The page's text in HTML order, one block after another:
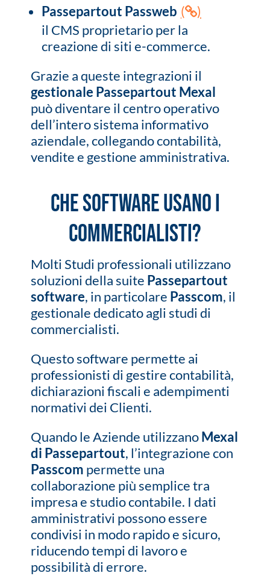
Passepartout Passweb (
)
il CMS proprietario per la
creazione di siti e-commerce.
Grazie a queste integrazioni il
gestionale Passepartout Mexal
può diventare il centro operativo
dell’intero sistema informativo
aziendale, collegando contabilità,
vendite e gestione amministrativa.
Che software usano i
commercialisti?
Molti Studi professionali utilizzano
soluzioni della suite Passepartout
software, in particolare Passcom, il
gestionale dedicato agli studi di
commercialisti.
Questo software permette ai
professionisti di gestire contabilità,
dichiarazioni fiscali e adempimenti
normativi dei Clienti.
Quando le Aziende utilizzanoMexal
di Passepartout, l’integrazione con
Passcom permette una
collaborazione più semplice tra
impresa e studio contabile. I dati
amministrativi possono essere
condivisi in modo rapido e sicuro,
riducendo tempi di lavoro e
possibilità di errore.